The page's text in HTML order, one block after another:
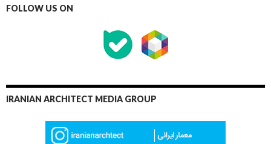
FOLLOW US ON
IRANIAN ARCHITECT MEDIA GROUP